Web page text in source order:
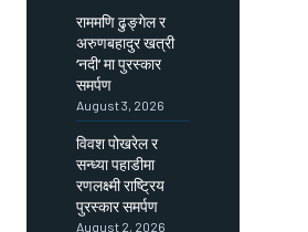
राममणि ढुङ्गेल र
अरुणबहादुर खत्री
‘नदी’ मा पुरस्कार
समर्पण
August 3, 2026
विवश पोखरेल र
सन्ध्या पहाडीमा
रणलक्ष्मी राष्ट्रिय
पुरस्कार समर्पण
August 2, 2026